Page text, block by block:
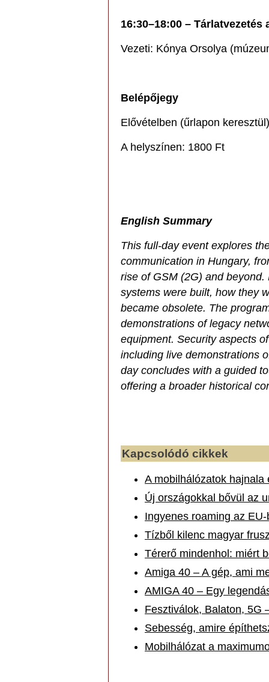
16:30–18:00 –
Vezeti: Kónya Orsolya
Belépőjegy
Elővételben (űrlapon
A helyszínen: 1800 Ft
English Summary
This full-day event explores
communication in Hungary,
rise of GSM (2G) and
systems were built, how they
became obsolete. The
demonstrations of legacy
equipment. Security aspects
including live demonstrations
day concludes with a guided
offering a broader historical
Kapcsolódó cikkek
A mobilhálózatok
Új országokkal bővül az
Ingyenes roaming az
Tízből kilenc magyar
Térerő mindenhol: miért
Amiga 40 – A gép, ami
AMIGA 40 – Egy
Fesztiválok, Balaton, 5G
Sebesség, amire
Mobilhálózat a